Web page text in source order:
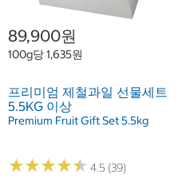
89,900원
100g당 1,635원
프리미엄 제철과일 선물세트
5.5KG 이상
Premium Fruit Gift Set 5.5kg
★★★★★
★★★★★ 4.5 (39)